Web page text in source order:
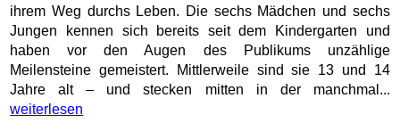
ihrem Weg durchs Leben. Die sechs Mädchen und sechs
Jungen kennen sich bereits seit dem Kindergarten und
haben vor den Augen des Publikums unzählige
Meilensteine gemeistert. Mittlerweile sind sie 13 und 14
Jahre alt – und stecken mitten in der manchmal...
weiterlesen